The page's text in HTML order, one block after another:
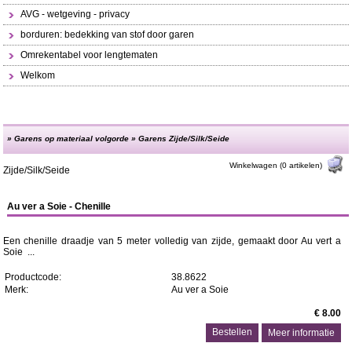
AVG - wetgeving - privacy
borduren: bedekking van stof door garen
Omrekentabel voor lengtematen
Welkom
»Garens op materiaal volgorde »Garens Zijde/Silk/Seide
Winkelwagen (0 artikelen)
Zijde/Silk/Seide
Au ver a Soie - Chenille
Een chenille draadje van 5 meter volledig van zijde, gemaakt door Au vert a
Soie ...
Productcode:
38.8622
Merk:
Au ver a Soie
€ 8.00
Meer informatie